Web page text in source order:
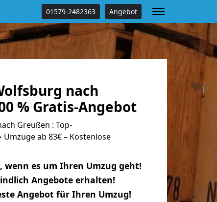
01579-2482363 Angebot
nach
% Gratis-Angebot
Greußen : Top-
ab 83€ – Kostenlose
wenn es um Ihren Umzug geht!
Angebote erhalten!
Angebot für Ihren Umzug!